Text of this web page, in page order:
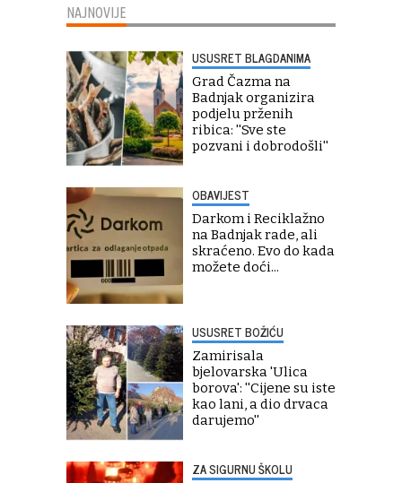
NAJNOVIJE
USUSRET BLAGDANIMA
Grad Čazma na
Badnjak organizira
podjelu prženih
ribica: ''Sve ste
pozvani i dobrodošli''
OBAVIJEST
Darkom i Reciklažno
na Badnjak rade, ali
skraćeno. Evo do kada
možete doći...
USUSRET BOŽIĆU
Zamirisala
bjelovarska 'Ulica
borova': ''Cijene su iste
kao lani, a dio drvaca
darujemo''
ZA SIGURNU ŠKOLU